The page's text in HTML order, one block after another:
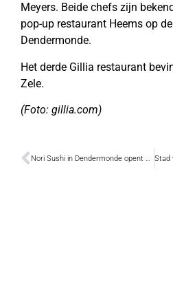
Meyers. Beide chefs zijn
pop-up restaurant Heems op
Dendermonde.
Het derde Gillia restaurant
Zele.
(Foto: gillia.com)
Nori Sushi in Dendermonde opent binnenkort de deuren